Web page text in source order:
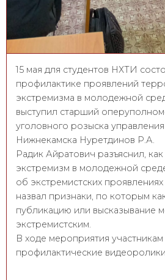
15 мая для студентов НХТИ
профилактике проявлений
экстремизма в молодежной
выступил старший
уголовного розыска
Нижнекамска Нуретдинов Р.А.
Радик Айратович разъяснил,
экстремизм в молодежной
об экстремистских
назвал признаки, по которым
публикацию или высказывание
экстремистским.
В ходе мероприятия
профилактические